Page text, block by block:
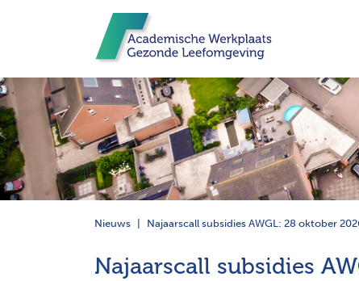
Nieuws Najaarscall subsidies AWGL: 28 oktober
Najaarscall subsidies